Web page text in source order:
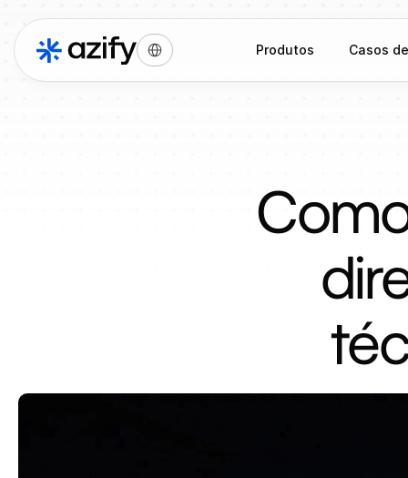
Select Language
Produtos Casos